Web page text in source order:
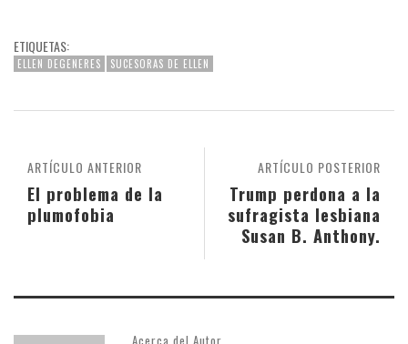
ETIQUETAS:
ELLEN DEGENERES SUCESORAS DE ELLEN
ARTÍCULO POSTERIOR
Trump perdona a la
sufragista lesbiana
Susan B. Anthony.
ARTÍCULO ANTERIOR
El problema de la
plumofobia